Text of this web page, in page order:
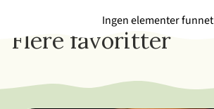
Ingen elementer funnet
Flere favoritter